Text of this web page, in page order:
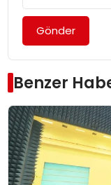
Gönder
Benzer